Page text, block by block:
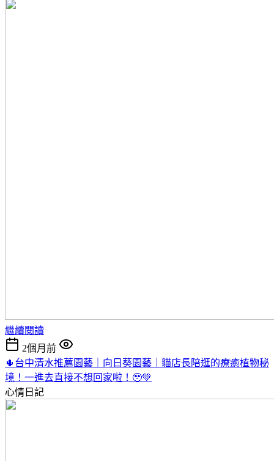
繼續閱讀
2個月前
🌵台中清水推薦園藝｜向日葵園藝｜貓店長陪逛的療癒植物秘
境！一進去直接不想回家啦！🥹💚
心情日記